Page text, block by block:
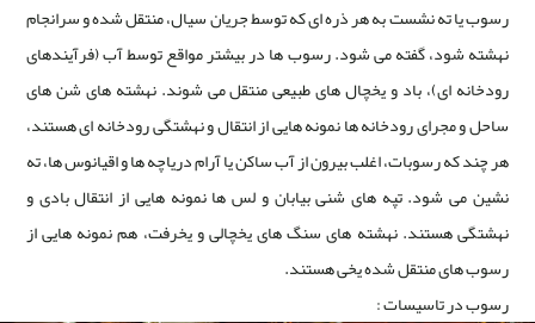
رسوب یا ته نشست به هر ذره ای که توسط جریان سیال، منتقل شده و سرانجام
نهشته شود، گفته می شود. رسوب ها در بیشتر مواقع توسط آب (فرآیندهای
رودخانه ای)، باد و یخچال های طبیعی منتقل می شوند. نهشته های شن های
ساحل و مجرای رودخانه ها نمونه هایی از انتقال و نهشتگی رودخانه ای هستند،
هر چند که رسوبات، اغلب بیرون از آب ساکن یا آرام دریاچه ها و اقیانوس ها، ته
نشین می شود. تپه های شنی بیابان و لس ها نمونه هایی از انتقال بادی و
نهشتگی هستند. نهشته های سنگ های یخچالی و یخرفت، هم نمونه هایی از
رسوب های منتقل شده یخی هستند.
رسوب در تاسیسات :